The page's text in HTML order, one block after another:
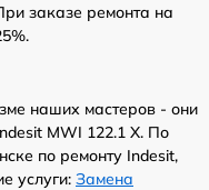
заказе ремонта на
наших мастеров - они
MWI 122.1 X. По
по ремонту Indesit,
услуги: Замена